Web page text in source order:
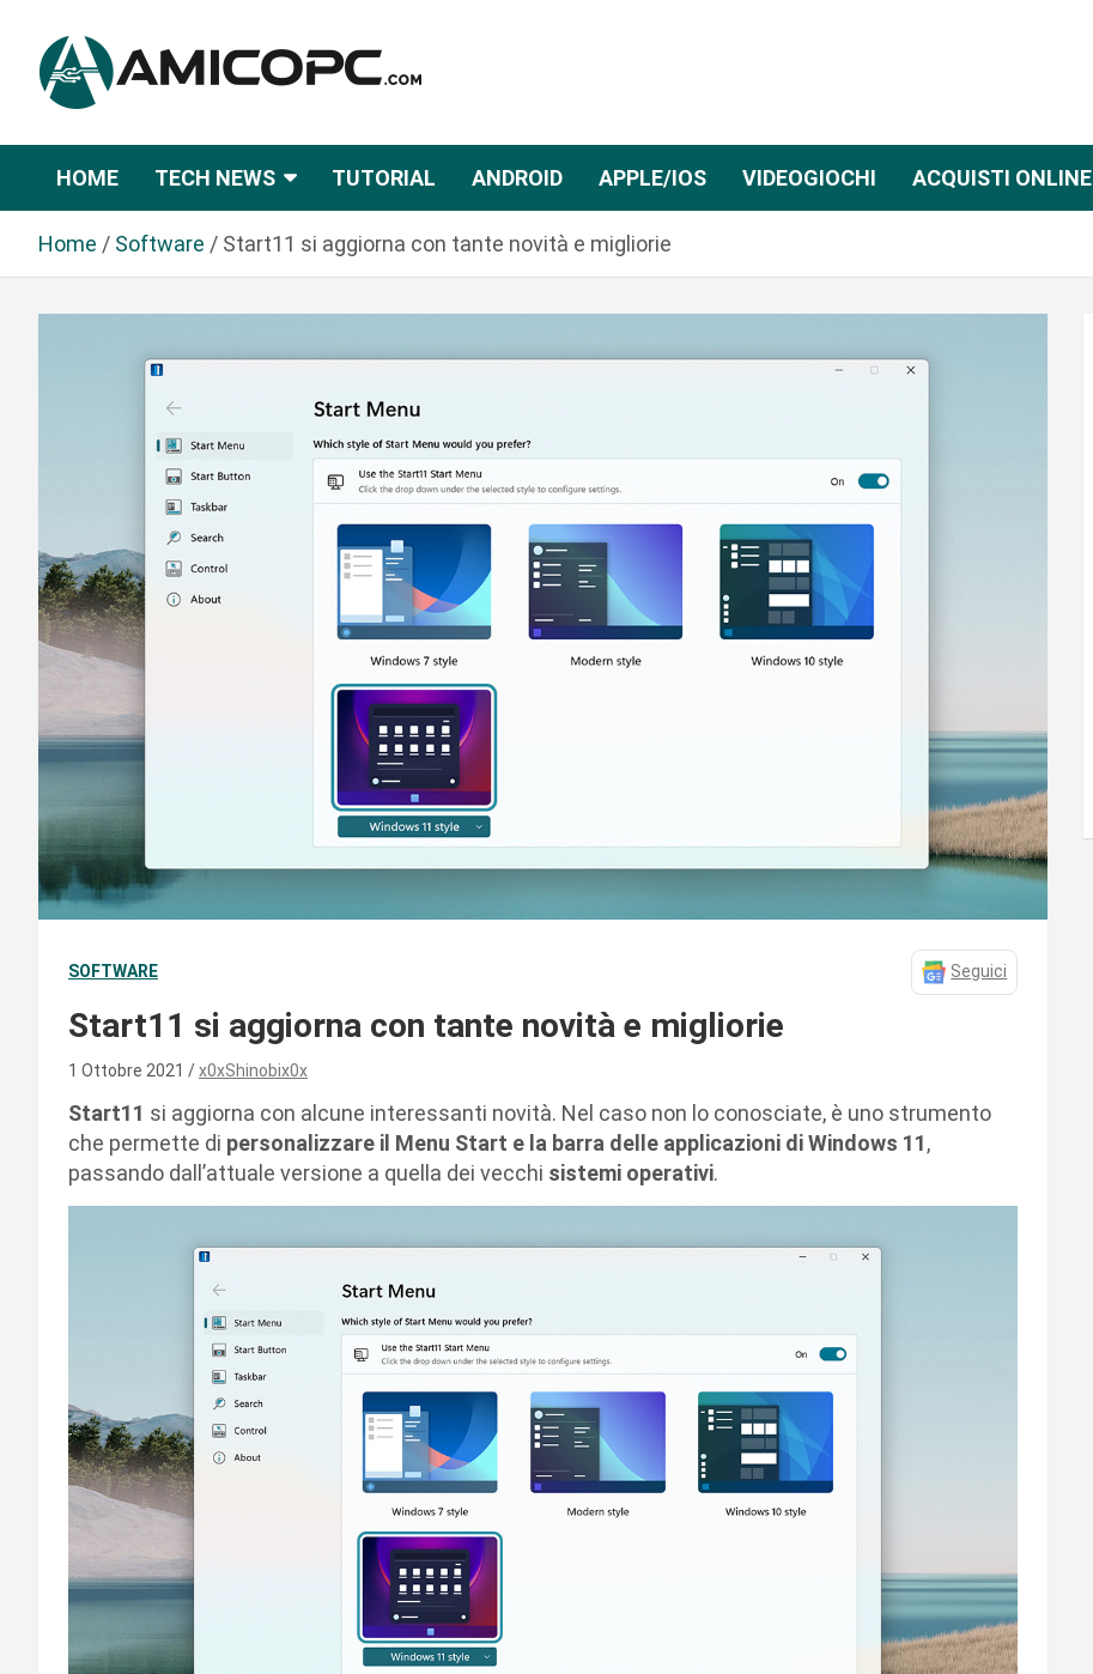
n
Amicopc.com
HOME TECH NEWS TUTORIAL ANDROID APPLE/IOS VIDEOGIOCHI ACQUISTI ONLINE
Home Software Start11 si aggiorna con tante novità e migliorie
SOFTWARE Seguici
Start11 si aggiorna con tante novità e migliorie
1 Ottobre 2021 x0xShinobix0x
Start11 si aggiorna con alcune interessanti novità. Nel caso non lo conosciate, è uno strumento
che permette di personalizzare il Menu Start e la barra delle applicazioni di Windows 11,
passando dall’attuale versione a quella dei vecchi sistemi operativi.